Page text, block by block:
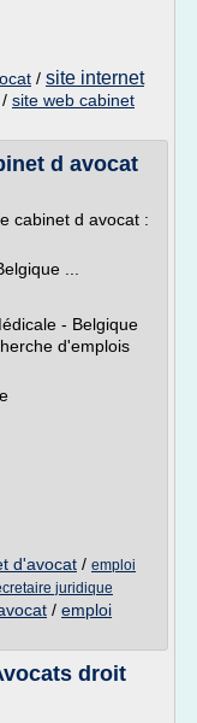
/ site internet
/ site web cabinet
d avocat
cabinet d avocat :
...
- Belgique
d'emplois
d'avocat / emploi
juridique
/ emploi
droit